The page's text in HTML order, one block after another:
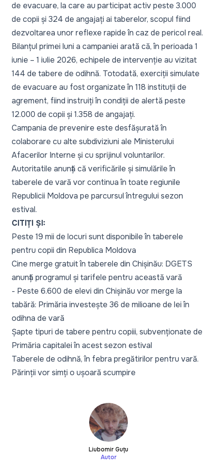
de evacuare, la care au participat activ peste 3.000
de copii și 324 de angajați ai taberelor, scopul fiind
dezvoltarea unor reflexe rapide în caz de pericol real.
Bilanțul primei luni a campaniei arată că, în perioada 1
iunie – 1 iulie 2026, echipele de intervenție au vizitat
144 de tabere de odihnă. Totodată, exerciții simulate
de evacuare au fost organizate în 118 instituții de
agrement, fiind instruiți în condiții de alertă peste
12.000 de copii și 1.358 de angajați.
Campania de prevenire este desfășurată în
colaborare cu alte subdiviziuni ale Ministerului
Afacerilor Interne și cu sprijinul voluntarilor.
Autoritatile anunță că verificările și simulările în
taberele de vară vor continua în toate regiunile
Republicii Moldova pe parcursul întregului sezon
estival.
CITIȚI ȘI:
Peste 19 mii de locuri sunt disponibile în taberele
pentru copii din Republica Moldova
Cine merge gratuit în taberele din Chișinău: DGETS
anunță programul și tarifele pentru această vară
- Peste 6.600 de elevi din Chișinău vor merge la
tabără: Primăria investește 36 de milioane de lei în
odihna de vară
Șapte tipuri de tabere pentru copiii, subvenționate de
Primăria capitalei în acest sezon estival
Taberele de odihnă, în febra pregătirilor pentru vară.
Părinții vor simți o ușoară scumpire
Liubomir Guțu
Autor